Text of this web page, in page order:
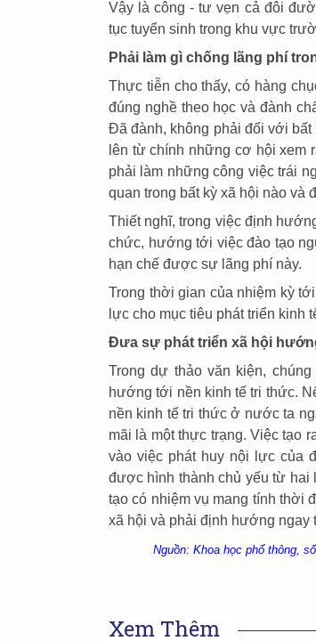
Vậy là công - tư vẹn cả đôi
tục tuyển sinh trong khu vực
Phải làm gì chống lãng phí
Thực tiễn cho thấy, có hàng
đúng nghề theo học và đành
Đã đành, không phải đối với
lên từ chính những cơ hội xem
phải làm những công việc trái
quan trong bất kỳ xã hội nào và
Thiết nghĩ, trong việc định
chức, hướng tới việc đào tạo
hạn chế được sự lãng phí này.
Trong thời gian của nhiệm kỳ
lực cho mục tiêu phát triển kinh
Đưa sự phát triển xã hội
Trong dự thảo văn kiện,
hướng tới nền kinh tế tri thức.
nền kinh tế tri thức ở nước ta
mãi là một thực trạng. Việc tạo
vào việc phát huy nội lực của
được hình thành chủ yếu từ hai
tạo có nhiệm vụ mang tính thời
xã hội và phải định hướng ngay
Nguồn: Khoa học phổ thông,
Xem Thêm